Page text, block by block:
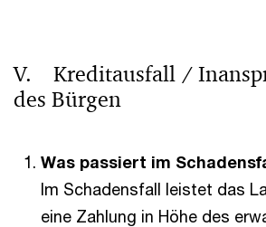
V. Kreditausfall /
des Bürgen
Was passiert im
Im Schadensfall leistet das
eine Zahlung in Höhe des